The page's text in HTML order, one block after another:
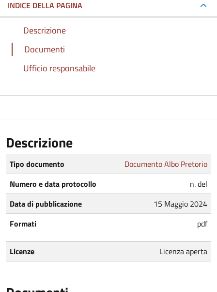
INDICE DELLA PAGINA
Descrizione
Documenti
Ufficio responsabile
Descrizione
Tipo documento
Documento Albo Pretorio
Numero e data protocollo
n. del
Data di pubblicazione
15 Maggio 2024
Formati
pdf
Licenze Licenza aperta